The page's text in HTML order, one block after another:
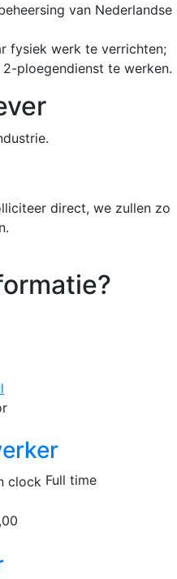
van Nederlandse
fysiek werk te verrichten;
ploegendienst te werken.
direct, we zullen zo
Full time